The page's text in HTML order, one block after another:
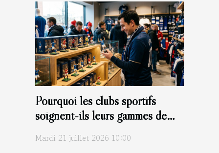
Pourquoi les clubs sportifs
soignent-ils leurs gammes de
Mardi 21 juillet 2026 10:00